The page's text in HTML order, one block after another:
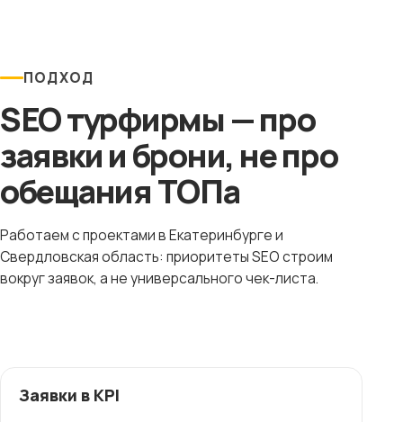
ПОДХОД
SEO турфирмы — про
заявки и брони, не про
обещания ТОПа
Работаем с проектами в Екатеринбурге и
Свердловская область: приоритеты SEO строим
вокруг заявок, а не универсального чек-листа.
Заявки в KPI